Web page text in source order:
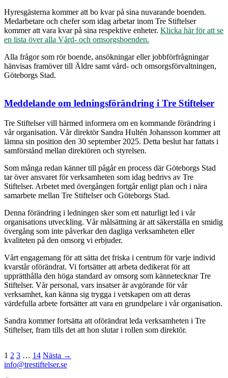
Hyresgästerna kommer att bo kvar på sina nuvarande boenden.
Medarbetare och chefer som idag arbetar inom Tre Stiftelser
kommer att vara kvar på sina respektive enheter. Klicka här för att se
en lista över alla Vård- och omsorgsboenden.
Alla frågor som rör boende, ansökningar eller jobbförfrågningar
hänvisas framöver till Äldre samt vård- och omsorgsförvaltningen,
Göteborgs Stad.
Meddelande om ledningsförändring i Tre Stiftelser
Tre Stiftelser vill härmed informera om en kommande förändring i
vår organisation. Vår direktör Sandra Hultén Johansson kommer att
lämna sin position den 30 september 2025. Detta beslut har fattats i
samförstånd mellan direktören och styrelsen.
Som många redan känner till pågår en process där Göteborgs Stad
tar över ansvaret för verksamheten som idag bedrivs av Tre
Stiftelser. Arbetet med övergången fortgår enligt plan och i nära
samarbete mellan Tre Stiftelser och Göteborgs Stad.
Denna förändring i ledningen sker som ett naturligt led i vår
organisations utveckling. Vår målsättning är att säkerställa en smidig
övergång som inte påverkar den dagliga verksamheten eller
kvaliteten på den omsorg vi erbjuder.
Vårt engagemang för att sätta det friska i centrum för varje individ
kvarstår oförändrat. Vi fortsätter att arbeta dedikerat för att
upprätthålla den höga standard av omsorg som kännetecknar Tre
Stiftelser. Vår personal, vars insatser är avgörande för vår
verksamhet, kan känna sig trygga i vetskapen om att deras
värdefulla arbete fortsätter att vara en grundpelare i vår organisation.
Sandra kommer fortsätta att oförändrat leda verksamheten i Tre
Stiftelser, fram tills det att hon slutar i rollen som direktör.
1 2 3 … 14 Nästa →
info@trestiftelser.se